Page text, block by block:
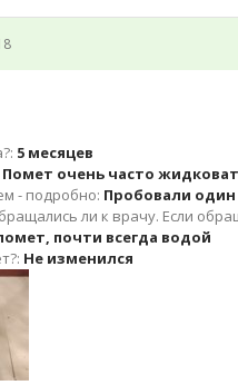
5 месяцев
Помет очень часто
- подробно: Пробовали один
ли к врачу. Если
почти всегда водой
Не изменился